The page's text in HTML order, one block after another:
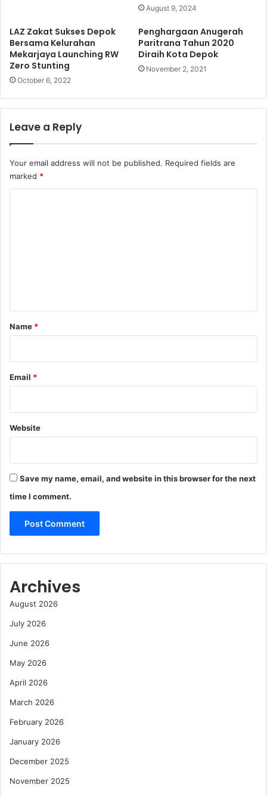
August 9, 2024
LAZ Zakat Sukses Depok
Bersama Kelurahan
Mekarjaya Launching RW
Zero Stunting
October 6, 2022
Penghargaan Anugerah
Paritrana Tahun 2020
Diraih Kota Depok
November 2, 2021
Leave a Reply
Your email address will not be published. Required fields are
marked *
*
Name *
Email *
Website
Save my name, email, and website in this browser for the next
time I comment.
Archives
August 2026
July 2026
June 2026
May 2026
April 2026
March 2026
February 2026
January 2026
December 2025
November 2025